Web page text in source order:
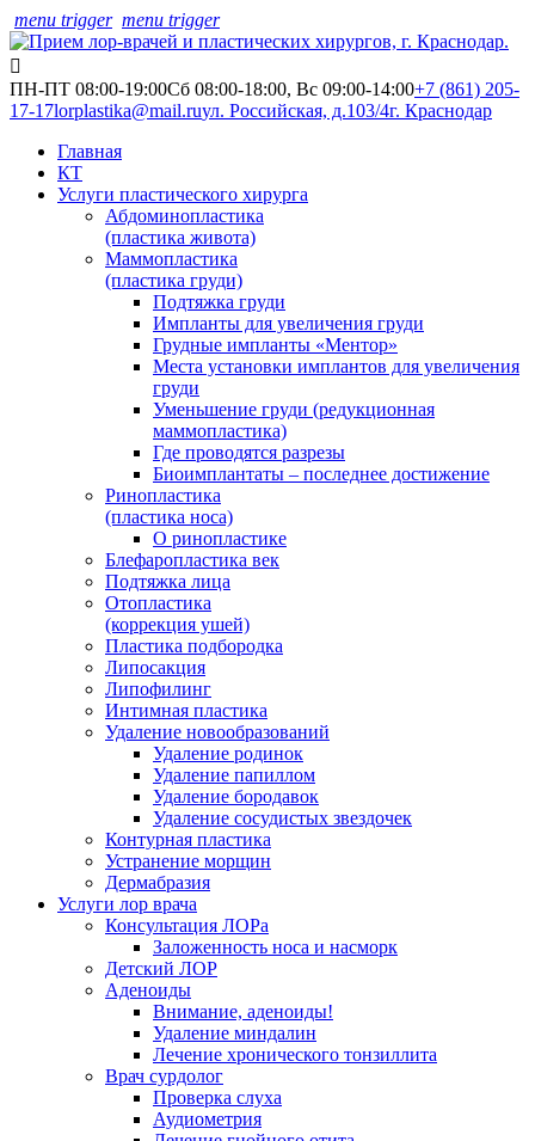
menu trigger menu trigger
ПН-ПТ 08:00-19:00Сб 08:00-18:00, Вс 09:00-14:00+7 (861) 205-
17-17lorplastika@mail.ruул. Российская, д.103/4г. Краснодар
Главная
КТ
Услуги пластического хирурга
Абдоминопластика
(пластика живота)
Маммопластика
(пластика груди)
Подтяжка груди
Импланты для увеличения груди
Грудные импланты «Ментор»
Места установки имплантов для увеличения
груди
Уменьшение груди (редукционная
маммопластика)
Где проводятся разрезы
Биоимплантаты – последнее достижение
Ринопластика
(пластика носа)
О ринопластике
Блефаропластика век
Подтяжка лица
Отопластика
(коррекция ушей)
Пластика подбородка
Липосакция
Липофилинг
Интимная пластика
Удаление новообразований
Удаление родинок
Удаление папиллом
Удаление бородавок
Удаление сосудистых звездочек
Контурная пластика
Устранение морщин
Дермабразия
Услуги лор врача
Консультация ЛОРа
Заложенность носа и насморк
Детский ЛОР
Аденоиды
Внимание, аденоиды!
Удаление миндалин
Лечение хронического тонзиллита
Врач сурдолог
Проверка слуха
Аудиометрия